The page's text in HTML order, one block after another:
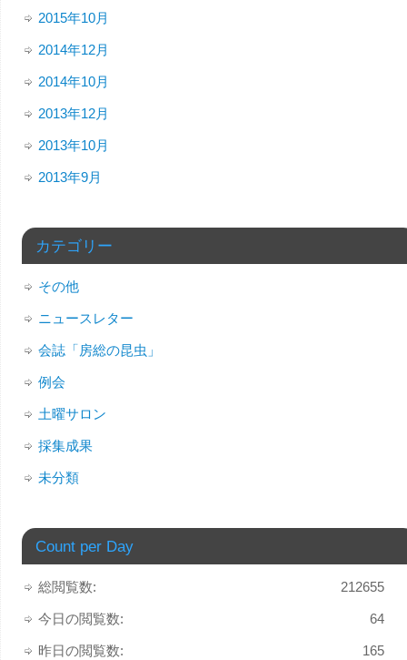
2015年10月
2014年12月
2014年10月
2013年12月
2013年10月
2013年9月
カテゴリー
その他
ニュースレター
会誌「房総の昆虫」
例会
土曜サロン
採集成果
未分類
Count per Day
212655
総閲覧数:
64
今日の閲覧数:
165
昨日の閲覧数: